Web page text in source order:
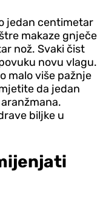
jedan centimetar
makaze gnječe
nož. Svaki čist
novu vlagu.
malo više pažnje
da jedan
biljke u